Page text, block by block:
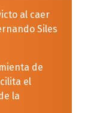
al caer
Siles
de
el
la